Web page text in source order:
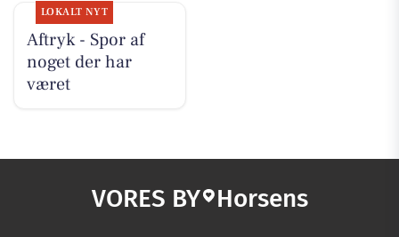
LOKALT NYT
Aftryk - Spor af
noget der har
været
VORES BY Horsens